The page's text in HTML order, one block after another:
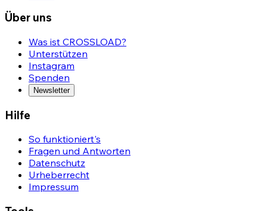
Über uns
Was ist CROSSLOAD?
Unterstützen
Instagram
Spenden
Newsletter
Hilfe
So funktioniert's
Fragen und Antworten
Datenschutz
Urheberrecht
Impressum